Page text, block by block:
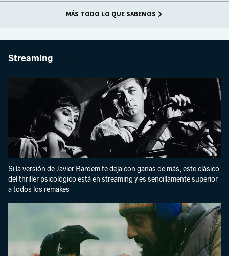
MÁS TODO LO QUE SABEMOS
Streaming
Si la versión de Javier Bardem te deja con ganas de más, este clásico
del thriller psicológico está en streaming y es sencillamente superior
a todos los remakes